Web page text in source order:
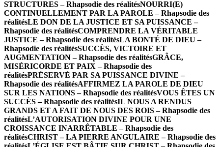
STRUCTURES – Rhapsodie des réalitésNOURRI(E)
CONTINUELLEMENT PAR LA PAROLE – Rhapsodie des
réalitésLE DON DE LA JUSTICE ET SA PUISSANCE –
Rhapsodie des réalitésCOMPRENDRE LA VÉRITABLE
JUSTICE – Rhapsodie des réalitésLA BONTÉ DE DIEU –
Rhapsodie des réalitésSUCCÈS, VICTOIRE ET
AUGMENTATION – Rhapsodie des réalitésGRÂCE,
MISÉRICORDE ET PAIX – Rhapsodie des
réalitésPRÉSERVÉ PAR SA PUISSANCE DIVINE –
Rhapsodie des réalitésAFFIRMEZ LA PAROLE DE DIEU
SUR LES NATIONS – Rhapsodie des réalitésVOUS ÊTES UN
SUCCÈS – Rhapsodie des réalitésIL NOUS A RENDUS
GRANDS ET A FAIT DE NOUS DES ROIS – Rhapsodie des
réalitésL’AUTORISATION DIVINE POUR UNE
CROISSANCE INARRÊTABLE – Rhapsodie des
réalitésCHRIST – LA PIERRE ANGULAIRE – Rhapsodie des